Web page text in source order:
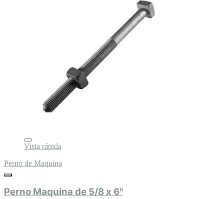
Vista rápida
Perno de Maquina
Perno Maquina de 5/8 x 6"